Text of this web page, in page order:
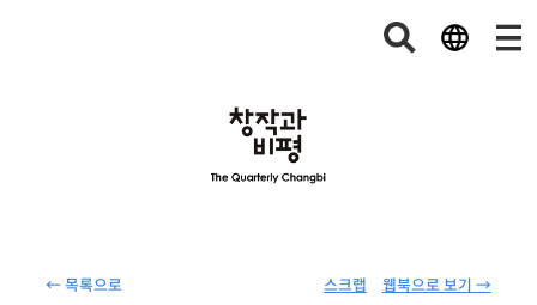
← 목록으로 웹북으로 보기 →
스크랩